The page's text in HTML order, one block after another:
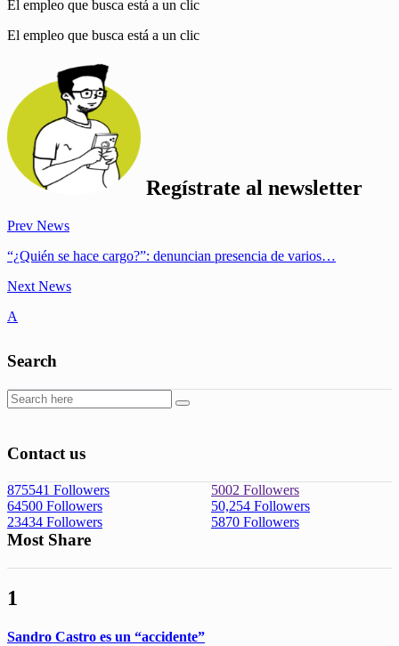
El empleo que busca está a un clic
El empleo que busca está a un clic
Regístrate al newsletter
Prev News
“¿Quién se hace cargo?”: denuncian presencia de varios…
Next News
A
Search
Contact us
875541 Followers 5002 Followers
64500 Followers 50,254 Followers
23434 Followers 5870 Followers
Most Share
1
Sandro Castro es un “accidente”